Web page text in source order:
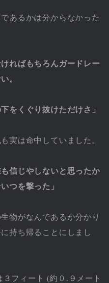
あるかは分からなかった
ればもちろんガードレー
。
をくぐり抜けただけさ」
実は命中していました。
信じやしないと思ったか
つを撃った」
物がなんであるか分かり
持ち帰ることにしまし
フィート (約０.９メート